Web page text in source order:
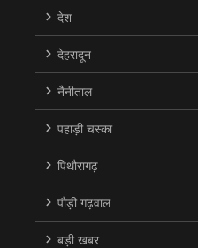
देश
देहरादून
नैनीताल
पहाड़ी चस्का
पिथौरागढ़
पौड़ी गढ़वाल
बड़ी खबर